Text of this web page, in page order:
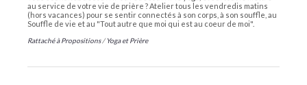
au service de votre vie de prière ? Atelier tous les vendredis matins
(hors vacances) pour se sentir connectés à son corps, à son souffle, au
Souffle de vie et au "Tout autre que moi qui est au coeur de moi".
Rattaché à Propositions /Yoga et Prière